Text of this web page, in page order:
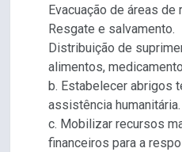
Evacuação de áreas de
Resgate e salvamento.
Distribuição de
alimentos,
b. Estabelecer abrigos
assistência humanitária.
c. Mobilizar recursos
financeiros para a